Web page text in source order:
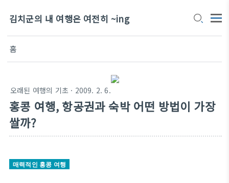
김치군의 내 여행은 여전히 ~ing
홈
오래된 여행의 기초 · 2009. 2. 6.
홍콩 여행, 항공권과 숙박 어떤 방법이 가장
쌀까?
매력적인 홍콩 여행